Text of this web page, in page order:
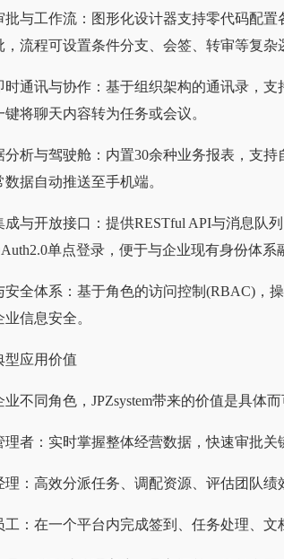
批与工作流：图形化设计器支持零代码配
，流程可设置条件分支、会签、转审等复杂
时通讯与协作：基于组织架构的通讯录，
将聊天内容转为任务或会议。
分析与驾驶舱：内置30余种业务报表，支
据自动推送至手机端。
成与开放接口：提供RESTful API与消息队
单点登录，便于与企业现有身份体系
安全体系：基于角色的访问控制(RBAC)，
信息安全。
型应用价值
业不同角色，JPZsystem带来的价值是具体而
理者：实时掌握整体经营数据，快速审批关
理：高效分派任务、调配资源、评估团队绩
工：在一个平台内完成签到、任务处理、文